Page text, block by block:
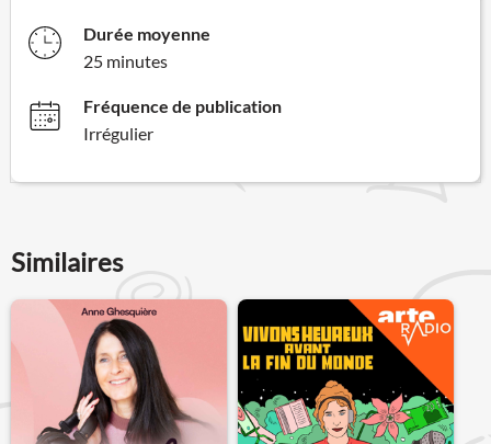
Durée moyenne
25 minutes
Fréquence de publication
Irrégulier
Similaires